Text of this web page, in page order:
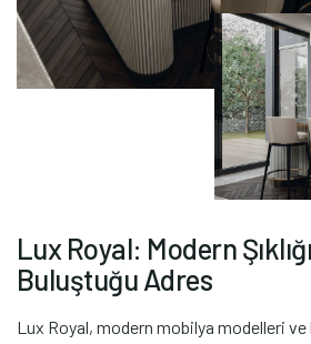
Lux Royal: ModernŞıklığı
BuluştuğuAdres
Lux Royal, modern mobilya modelleri ve